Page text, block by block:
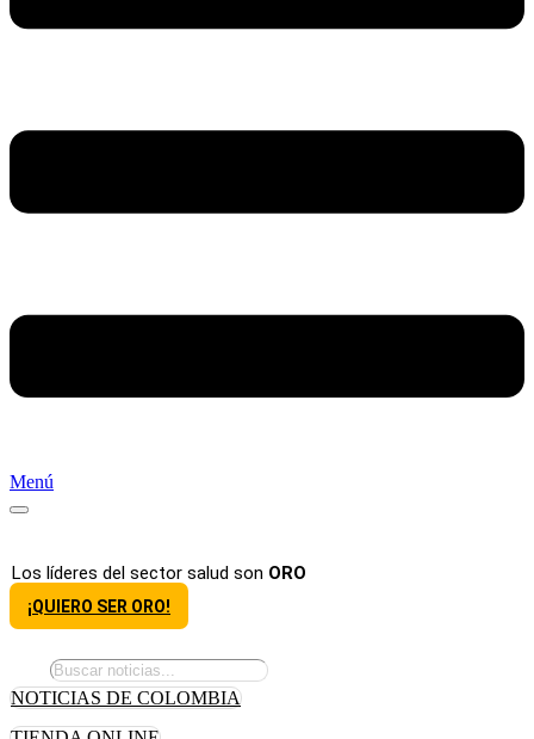
Menú
Los líderes del sector salud son ORO
¡QUIERO SER ORO!
NOTICIAS DE COLOMBIA